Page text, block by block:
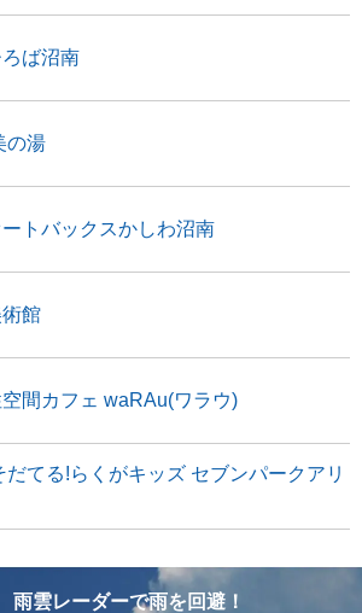
ば沼南
の湯
トバックスかしわ沼南
館
間カフェ waRAu(ワラウ)
だてる!らくがキッズ セブンパークアリ
雨雲レーダーで雨を回避！